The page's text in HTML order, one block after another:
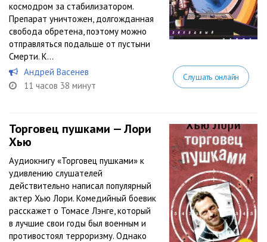
космодром за стабилизатором.
Препарат уничтожен, долгожданная
свобода обретена, поэтому можно
отправляться подальше от пустыни
Смерти. К...
Андрей Васенев
11 часов 38 минут
Слушать онлайн
Торговец пушками — Лори
Хью
Аудиокнигу «Торговец пушками» к
удивлению слушателей
действительно написал популярный
актер Хью Лори. Комедийный боевик
расскажет о Томасе Лэнге, который
в лучшие свои годы был военным и
противостоял терроризму. Однако